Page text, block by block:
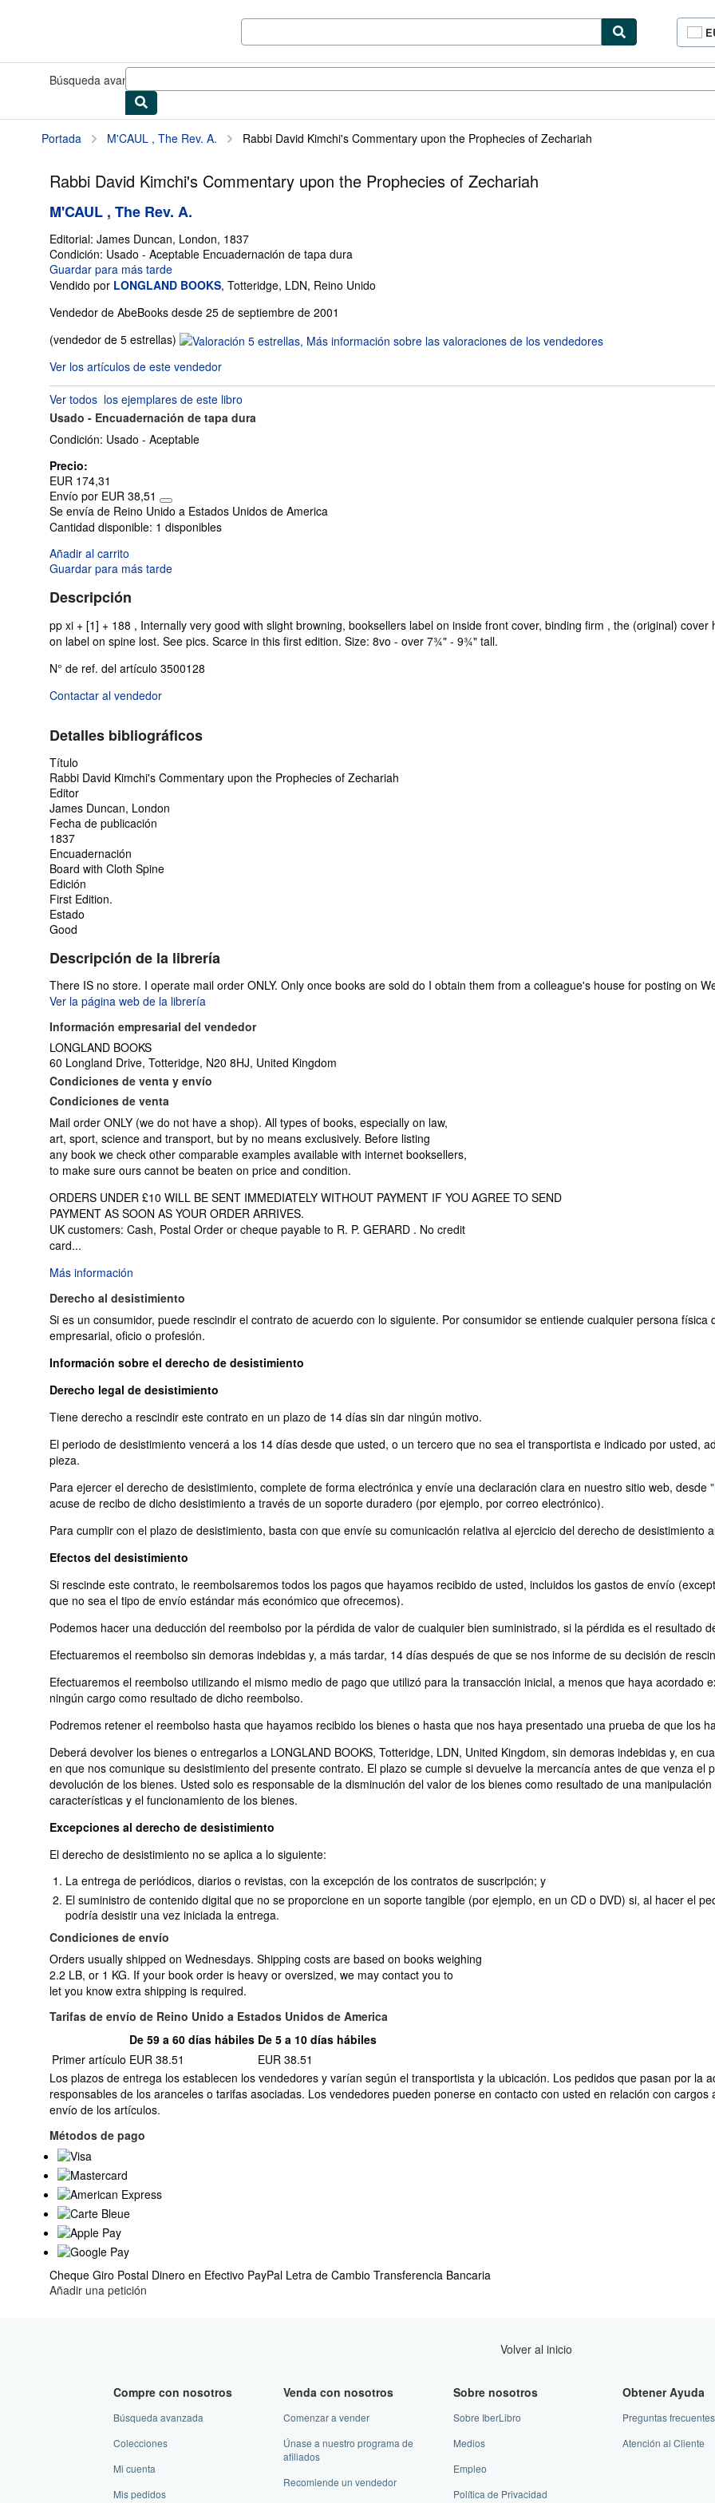
Búsqueda avanzada
Portada M'CAUL , The Rev. A. Rabbi David Kimchi's Commentary upon the Prophecies of Zechariah
Rabbi David Kimchi's Commentary upon the Prophecies of Zechariah
M'CAUL , The Rev. A.
Editorial: James Duncan, London, 1837
Condición: Usado - Aceptable Encuadernación de tapa dura
Guardar para más tarde
Vendido por LONGLAND BOOKS, Totteridge, LDN, Reino Unido
Vendedor de AbeBooks desde 25 de septiembre de 2001
(vendedor de 5 estrellas) Calificación
vendedor:
5
de
5
estrellas
Ver los artículos de este vendedor
Ver todos los ejemplares de este libro
Usado - Encuadernación de tapa dura
Condición: Usado - Aceptable
Precio:
EUR 174,31
Envío por EUR 38,51
Más
información
sobre
de
Se envía de Reino Unido a Estados Unidos de America
Cantidad disponible: 1 disponibles
Añadir al carrito
Guardar para más tarde
Descripción
pp xi + [1] + 188 , Internally very good with slight browning, booksellers label on inside front cover, binding firm , the (original)
on label on spine lost. See pics. Scarce in this first edition. Size: 8vo - over 7¾" - 9¾" tall.
N° de ref. del artículo 3500128
Contactar al vendedor
Detalles bibliográficos
Título
Rabbi David Kimchi's Commentary upon the Prophecies of Zechariah
Editor
James Duncan, London
Fecha de publicación
1837
Encuadernación
Board with Cloth Spine
Edición
First Edition.
Estado
Good
Descripción de la librería
There IS no store. I operate mail order ONLY. Only once books are sold do I obtain them from a colleague's house for posting on
Ver la página web de la librería
Información empresarial del vendedor
LONGLAND BOOKS
60 Longland Drive, Totteridge, N20 8HJ, United Kingdom
Condiciones de venta y envío
Condiciones de venta
Mail order ONLY (we do not have a shop). All types of books, especially on law,
art, sport, science and transport, but by no means exclusively. Before listing
any book we check other comparable examples available with internet booksellers,
to make sure ours cannot be beaten on price and condition.
ORDERS UNDER £10 WILL BE SENT IMMEDIATELY WITHOUT PAYMENT IF YOU AGREE TO SEND
PAYMENT AS SOON AS YOUR ORDER ARRIVES.
UK customers: Cash, Postal Order or cheque payable to R. P. GERARD . No credit
card...
Más información
Derecho al desistimiento
Si es un consumidor, puede rescindir el contrato de acuerdo con lo siguiente. Por consumidor se entiende cualquier persona
empresarial, oficio o profesión.
Información sobre el derecho de desistimiento
Derecho legal de desistimiento
Tiene derecho a rescindir este contrato en un plazo de 14 días sin dar ningún motivo.
El periodo de desistimiento vencerá a los 14 días desde que usted, o un tercero que no sea el transportista e indicado por usted,
pieza.
Para ejercer el derecho de desistimiento, complete de forma electrónica y envíe una declaración clara en nuestro sitio web, desde
acuse de recibo de dicho desistimiento a través de un soporte duradero (por ejemplo, por correo electrónico).
Para cumplir con el plazo de desistimiento, basta con que envíe su comunicación relativa al ejercicio del derecho de desistimiento
Efectos del desistimiento
Si rescinde este contrato, le reembolsaremos todos los pagos que hayamos recibido de usted, incluidos los gastos de envío
que no sea el tipo de envío estándar más económico que ofrecemos).
Podemos hacer una deducción del reembolso por la pérdida de valor de cualquier bien suministrado, si la pérdida es el resultado
Efectuaremos el reembolso sin demoras indebidas y, a más tardar, 14 días después de que se nos informe de su decisión de
Efectuaremos el reembolso utilizando el mismo medio de pago que utilizó para la transacción inicial, a menos que haya acordado
ningún cargo como resultado de dicho reembolso.
Podremos retener el reembolso hasta que hayamos recibido los bienes o hasta que nos haya presentado una prueba de que los
Deberá devolver los bienes o entregarlos a LONGLAND BOOKS, Totteridge, LDN, United Kingdom, sin demoras indebidas y, en
en que nos comunique su desistimiento del presente contrato. El plazo se cumple si devuelve la mercancía antes de que venza
devolución de los bienes. Usted solo es responsable de la disminución del valor de los bienes como resultado de una
características y el funcionamiento de los bienes.
Excepciones al derecho de desistimiento
El derecho de desistimiento no se aplica a lo siguiente:
La entrega de periódicos, diarios o revistas, con la excepción de los contratos de suscripción; y
El suministro de contenido digital que no se proporcione en un soporte tangible (por ejemplo, en un CD o DVD) si, al hacer el
podría desistir una vez iniciada la entrega.
Condiciones de envío
Orders usually shipped on Wednesdays. Shipping costs are based on books weighing
2.2 LB, or 1 KG. If your book order is heavy or oversized, we may contact you to
let you know extra shipping is required.
Tarifas de envío de Reino Unido a Estados Unidos de America
Tarifas
de
envío
de
Reino
Unido
Estados
Unidos
de
America
Cantidad
del
pedido
De 59 a 60 días hábiles De 5 a 10 días hábiles
Primer artículo EUR 38.51
EUR 38.51
Los plazos de entrega los establecen los vendedores y varían según el transportista y la ubicación. Los pedidos que pasan por la
responsables de los aranceles o tarifas asociadas. Los vendedores pueden ponerse en contacto con usted en relación con
envío de los artículos.
Métodos de pago
Cheque Giro Postal Dinero en Efectivo PayPal Letra de Cambio Transferencia Bancaria
Añadir una petición
Volver al inicio
Compre con nosotros
Búsqueda avanzada
Colecciones
Mi cuenta
Mis pedidos
Venda con nosotros
Comenzar a vender
Únase a nuestro programa de
afiliados
Recomiende un vendedor
Sobre nosotros
Sobre IberLibro
Medios
Empleo
Política de Privacidad
Obtener Ayuda
Preguntas
Atención al Cliente